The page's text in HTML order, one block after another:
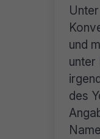
und
unter
des